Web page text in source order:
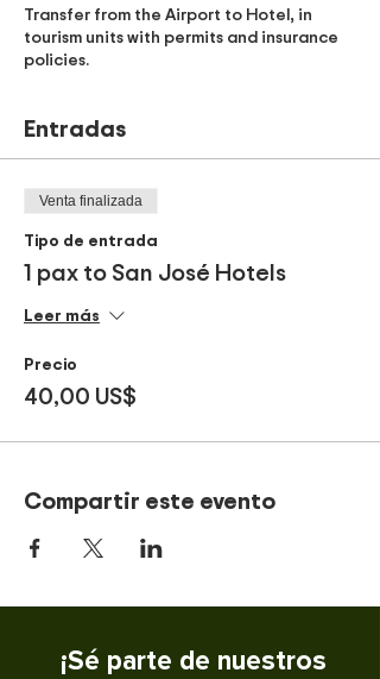
Transfer from the Airport to Hotel, in
tourism units with permits and insurance
policies.
Entradas
Venta finalizada
Tipo de entrada
1 pax to San José Hotels
Leer más
Precio
40,00 US$
Compartir este evento
¡Sé parte de nuestros